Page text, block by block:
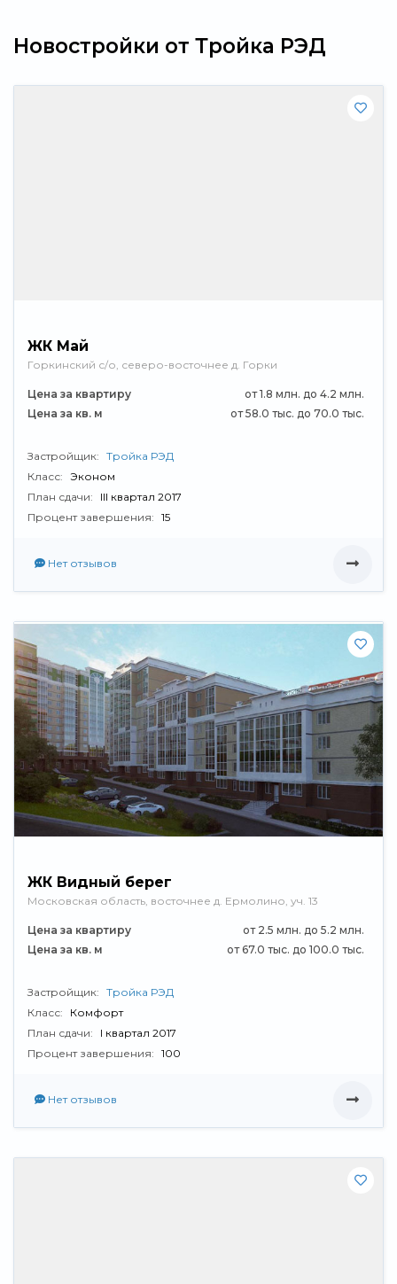
Новостройки от Тройка РЭД
ЖК Май
Горкинский с/о, северо-восточнее д. Горки
Цена за квартиру
от 1.8 млн. до 4.2 млн.
Цена за кв. м
от 58.0 тыс. до 70.0 тыс.
Застройщик: Тройка РЭД
Класс: Эконом
План сдачи:
III квартал 2017
Процент завершения: 15
Нет отзывов
ЖК Видный берег
Московская область, восточнее д. Ермолино, уч. 13
Цена за квартиру
от 2.5 млн. до 5.2 млн.
Цена за кв. м
от 67.0 тыс. до 100.0 тыс.
Застройщик: Тройка РЭД
Класс:
Комфорт
План сдачи:
I квартал 2017
Процент завершения: 100
Нет отзывов